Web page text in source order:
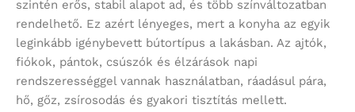
szintén erős, stabil alapot ad, és több színváltozatban
rendelhető. Ez azért lényeges, mert a konyha az egyik
leginkább igénybevett bútortípus a lakásban. Az ajtók,
fiókok, pántok, csúszók és élzárások napi
rendszerességgel vannak használatban, ráadásul pára,
hő, gőz, zsírosodás és gyakori tisztítás mellett.